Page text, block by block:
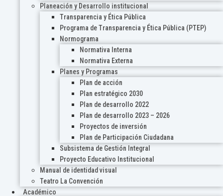
Planeación y Desarrollo institucional
Transparencia y Ética Pública
Programa de Transparencia y Ética Pública (PTEP)
Normograma
Normativa Interna
Normativa Externa
Planes y Programas
Plan de acción
Plan estratégico 2030
Plan de desarrollo 2022
Plan de desarrollo 2023 – 2026
Proyectos de inversión
Plan de Participación Ciudadana
Subsistema de Gestión Integral
Proyecto Educativo Institucional
Manual de identidad visual
Teatro La Convención
Académico